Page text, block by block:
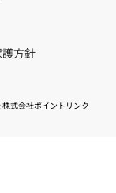
方針
式会社ポイントリンク